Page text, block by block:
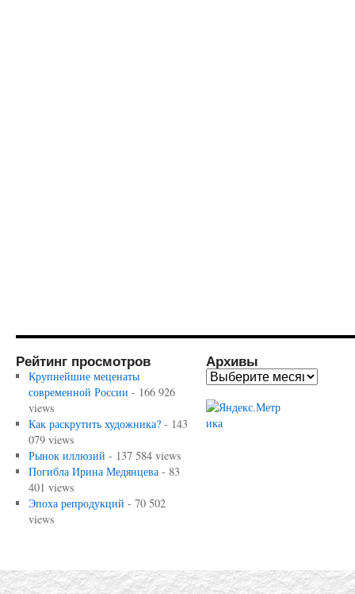
Рейтинг просмотров
Крупнейшие меценаты
современной России - 166 926
views
Как раскрутить художника?- 143
079 views
Рынок иллюзий - 137 584 views
Погибла Ирина Медянцева- 83
401 views
Эпоха репродукций - 70 502
views
Архивы